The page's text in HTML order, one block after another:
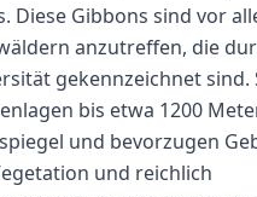
Diese Gibbons sind vor
anzutreffen, die
gekennzeichnet sind.
bis etwa 1200
und bevorzugen
und reichlich